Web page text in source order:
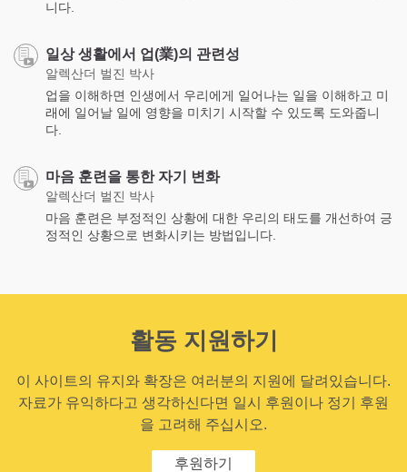
니다.
일상 생활에서 업(業)의 관련성
알렉산더 벌진 박사
업을 이해하면 인생에서 우리에게 일어나는 일을 이해하고 미
래에 일어날 일에 영향을 미치기 시작할 수 있도록 도와줍니
다.
마음 훈련을 통한 자기 변화
알렉산더 벌진 박사
마음 훈련은 부정적인 상황에 대한 우리의 태도를 개선하여 긍
정적인 상황으로 변화시키는 방법입니다.
활동 지원하기
이 사이트의 유지와 확장은 여러분의 지원에 달려있습니다.
자료가 유익하다고 생각하신다면 일시 후원이나 정기 후원
을 고려해 주십시오.
후원하기